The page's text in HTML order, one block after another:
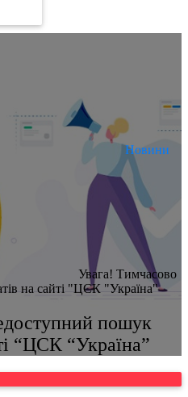
Новини
Увага! Тимчасово
на сайті "ЦСК "Україна"
пошук
“ЦСК “Україна”